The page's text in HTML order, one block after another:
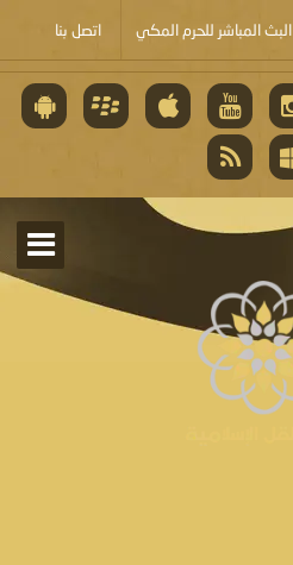
البث المباشر للحرم المكي اتصل بنا